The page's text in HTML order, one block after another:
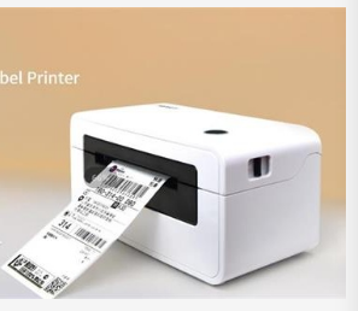
opción para una tarea profesional de impresión